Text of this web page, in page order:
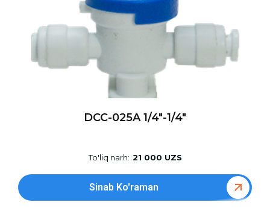
DCC-025A 1/4″-1/4″
To'liq narh: 21 000 UZS
Sinab Ko'raman